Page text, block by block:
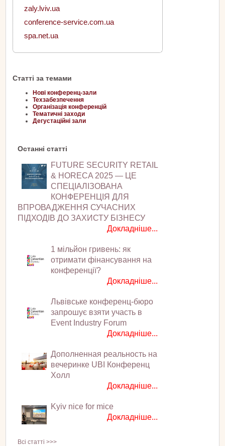
zaly.lviv.ua
conference-service.com.ua
spa.net.ua
Статті за темами
Нові конференц-зали
Техзабезпечення
Організація конференцій
Тематичні заходи
Дегустаційні зали
Останні статті
FUTURE SECURITY RETAIL
& HORECA 2025 — ЦЕ
СПЕЦІАЛІЗОВАНА
КОНФЕРЕНЦІЯ ДЛЯ
ВПРОВАДЖЕННЯ СУЧАСНИХ
ПІДХОДІВ ДО ЗАХИСТУ БІЗНЕСУ
Докладніше...
1 мільйон гривень: як
отримати фінансування на
конференції?
Докладніше...
Львівське конференц-бюро
запрошує взяти участь в
Event Industry Forum
Докладніше...
Дополненная реальность на
вечеринке UBI Конференц
Холл
Докладніше...
Kyiv nice for mice
Докладніше...
Всі статті >>>